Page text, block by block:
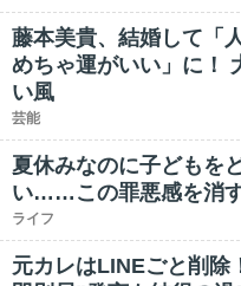
藤本美貴、結婚して「
めちゃ運がいい」に！
い風
芸能
夏休みなのに子どもを
い……この罪悪感を消
ライフ
元カレはLINEごと削除